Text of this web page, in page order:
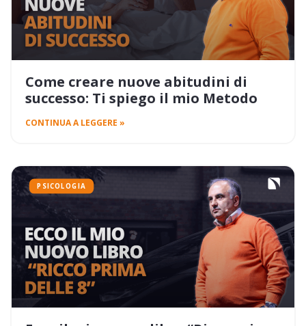
Come creare nuove abitudini di
successo: Ti spiego il mio Metodo
CONTINUA A LEGGERE »
PSICOLOGIA